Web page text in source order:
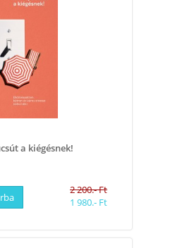
a kiégésnek!
2 200.- Ft
1 980.- Ft